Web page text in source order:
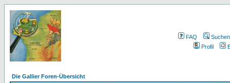
FAQ
Suchen
Profil
Die Gallier Foren-Übersicht